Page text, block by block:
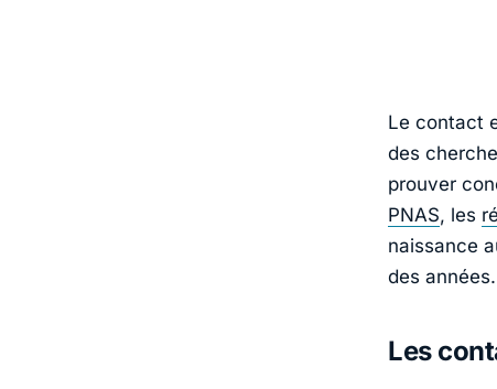
Le contact
des
prouver
PNAS, les
naissance
des
Les